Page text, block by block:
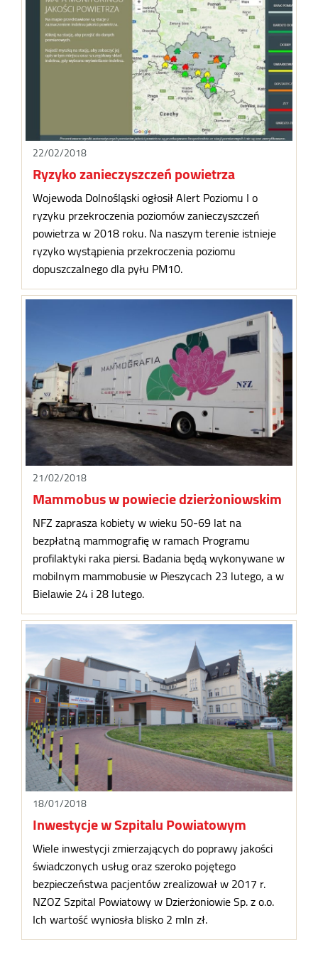
22/02/2018
Ryzyko zanieczyszczeń powietrza
Wojewoda Dolnośląski ogłosił Alert Poziomu I o
ryzyku przekroczenia poziomów zanieczyszczeń
powietrza w 2018 roku. Na naszym terenie istnieje
ryzyko wystąpienia przekroczenia poziomu
dopuszczalnego dla pyłu PM10.
21/02/2018
Mammobus w powiecie dzierżoniowskim
NFZ zaprasza kobiety w wieku 50-69 lat na
bezpłatną mammografię w ramach Programu
profilaktyki raka piersi. Badania będą wykonywane w
mobilnym mammobusie w Pieszycach 23 lutego, a w
Bielawie 24 i 28 lutego.
18/01/2018
Inwestycje w Szpitalu Powiatowym
Wiele inwestycji zmierzających do poprawy jakości
świadczonych usług oraz szeroko pojętego
bezpieczeństwa pacjentów zrealizował w 2017 r.
NZOZ Szpital Powiatowy w Dzierżoniowie Sp. z o.o.
Ich wartość wyniosła blisko 2 mln zł.